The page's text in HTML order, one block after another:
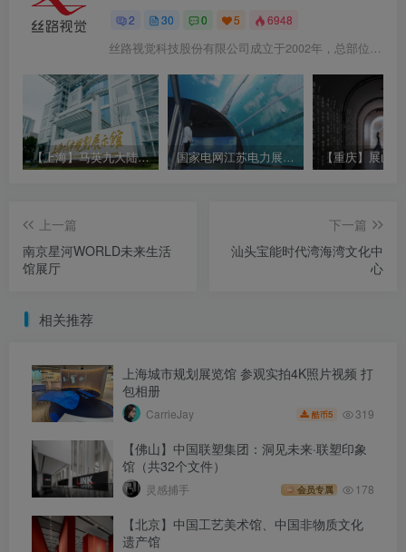
2 30 0 5 6948
丝路视觉科技股份有限公司成立于2002年，总部位于中国深圳。是全国性的专业数字视觉综合服务供应商。
【上海】马英九大陆之行最后一日参观的上海城市规划展示馆原来长着这样 国家电网江苏电力展示体验中心
上一篇
南京星河WORLD未来生活
馆展厅
下一篇
汕头宝能时代湾海湾文化中
心
相关推荐
上海城市规划展览馆 参观实拍4K照片视频 打
包相册
CarrieJay 酷币5 319
【佛山】中国联塑集团：洞见未来·联塑印象
馆（共32个文件）
灵感捕手 会员专属 178
【北京】中国工艺美术馆、中国非物质文化
遗产馆